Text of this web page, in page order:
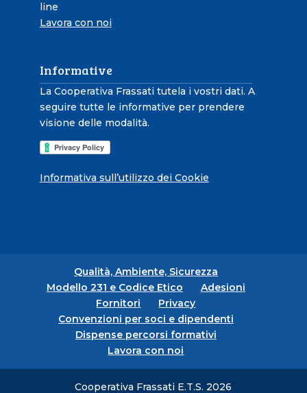
line
Lavora con noi
Informative
La Cooperativa Frassati tutela i vostri dati. A
seguire tutte le informative per prendere
visione delle modalità.
Informativa sull’utilizzo dei Cookie
Qualità, Ambiente, Sicurezza
Modello 231 e Codice Etico
Adesioni
Fornitori
Privacy
Convenzioni per soci e dipendenti
Dispense percorsi formativi
Lavora con noi
Cooperativa Frassati E.T.S. 2026